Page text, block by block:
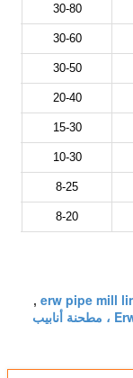
30-80
30-60
30-50
20-40
15-30
10-30
8-25
8-20
erw pipe mill
,
مطحنة أنابيب اللحام Erw ، مطحنة أنابيب Erw 200kw ، مطحنة أنابيب